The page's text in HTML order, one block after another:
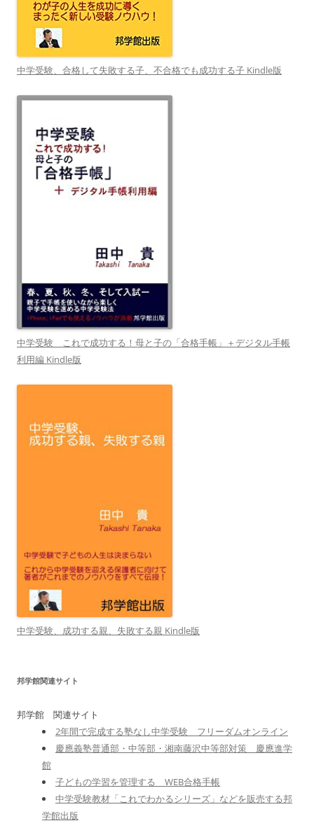
中学受験、合格して失敗する子、不合格でも成功する子 Kindle版
中学受験 これで成功する！母と子の「合格手帳」＋デジタル手帳
利用編 Kindle版
中学受験、成功する親、失敗する親 Kindle版
邦学館関連サイト
邦学館 関連サイト
2年間で完成する塾なし中学受験 フリーダムオンライン
慶應義塾普通部・中等部・湘南藤沢中等部対策 慶應進学
館
子どもの学習を管理する WEB合格手帳
中学受験教材「これでわかるシリーズ」などを販売する邦
学館出版